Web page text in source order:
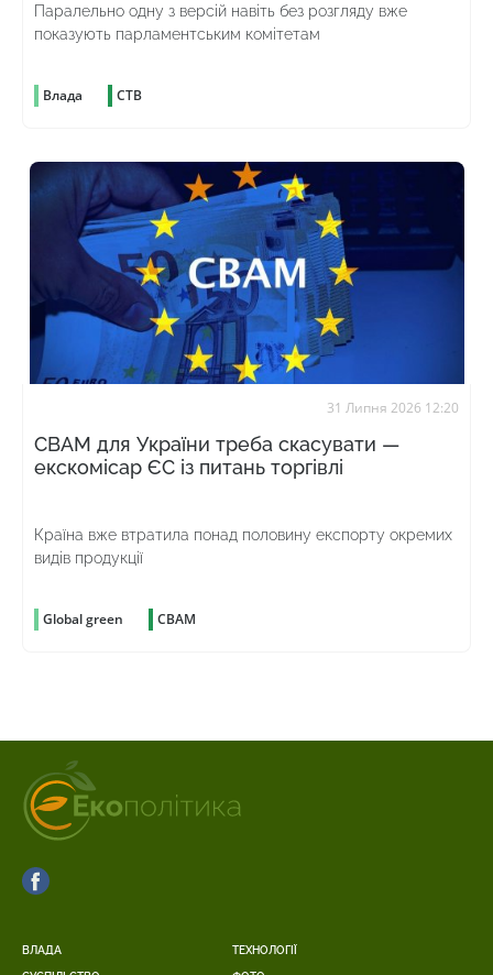
Паралельно одну з версій навіть без розгляду вже
показують парламентським комітетам
Влада СТВ
31 Липня 2026 12:20
CBAM для України треба скасувати —
екскомісар ЄС із питань торгівлі
Країна вже втратила понад половину експорту окремих
видів продукції
Global green CBAM
ВЛАДА ТЕХНОЛОГІЇ